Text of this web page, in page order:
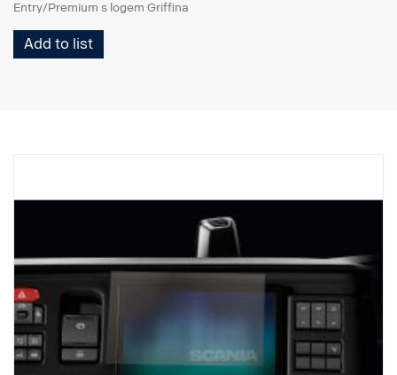
Entry/Premium s logem Griffina
Add to list